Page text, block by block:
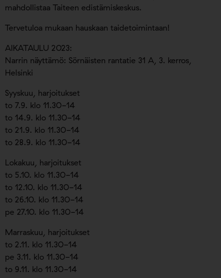
mahdollistaa Taiteen edistämiskeskus.
Tervetuloa mukaan hauskaan taidetoimintaan!
AIKATAULU 2023:
Narrin näyttämö: Sörnäisten rantatie 31 A, 3. kerros,
Helsinki
Syyskuu, harjoitukset
to 7.9. klo 11.30-14
to 14.9. klo 11.30-14
to 21.9. klo 11.30-14
to 28.9. klo 11.30-14
Lokakuu, harjoitukset
to 5.10. klo 11.30-14
to 12.10. klo 11.30-14
to 26.10. klo 11.30-14
pe 27.10. klo 11.30-14
Marraskuu, harjoitukset
to 2.11. klo 11.30-14
pe 3.11. klo 11.30-14
to 9.11. klo 11.30-14